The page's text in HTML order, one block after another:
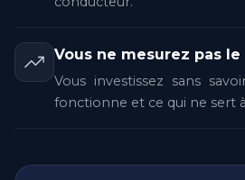
Vous ne mesurez pas le
Vous investissez sans
fonctionne et ce qui ne sert